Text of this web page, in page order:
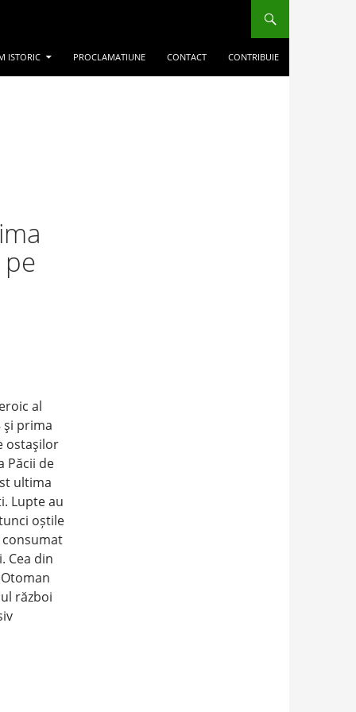
ISTORIC PROCLAMATIUNE CONTACT CONTRIBUIE
al
prima
ostaşilor
Păcii de
ultima
Lupte au
oștile
consumat
Cea din
război